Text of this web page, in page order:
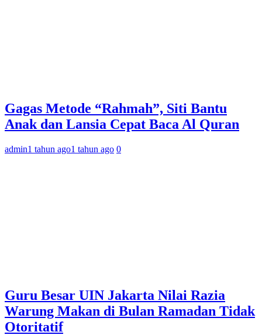
Gagas Metode “Rahmah”, Siti Bantu
Anak dan Lansia Cepat Baca Al Quran
admin1 tahun ago1 tahun ago 0
Guru Besar UIN Jakarta Nilai Razia
Warung Makan di Bulan Ramadan Tidak
Otoritatif